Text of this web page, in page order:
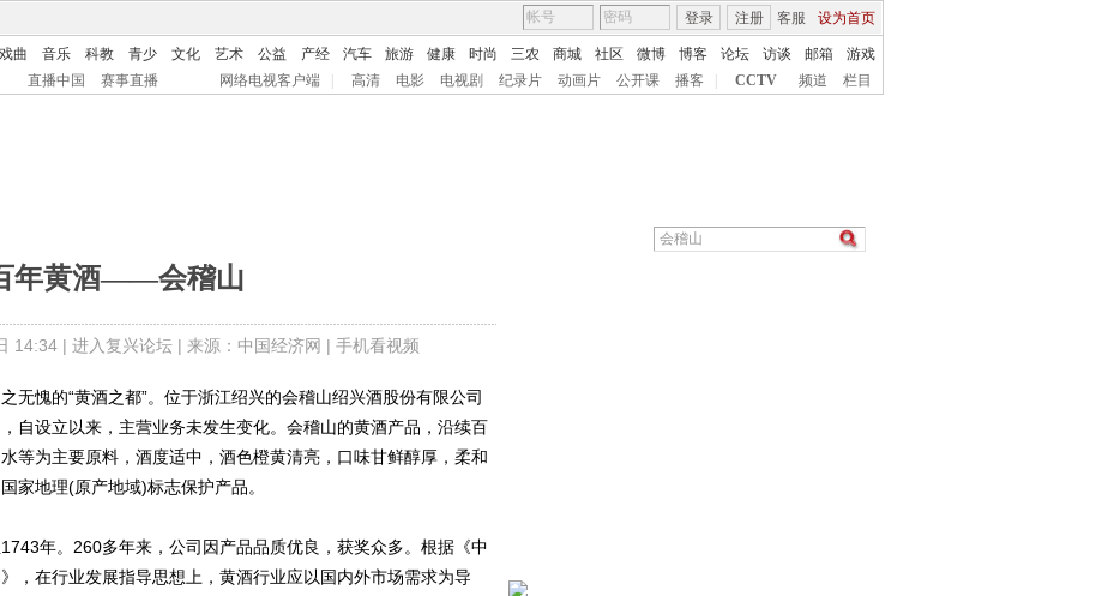
客服 设为首页
登录 注册
戏曲 音乐 科教 青少 文化 艺术 公益 产经 汽车 旅游 健康 时尚 三农 商城 社区 微博 博客 论坛 访谈 邮箱
游戏
直播中国 赛事直播 网络电视客户端 高清 电影 电视剧 纪录片 动画片 公开课 播客 CCTV 频道 栏目
年黄酒——会稽山
14:34 | 进入复兴论坛| 来源：中国经济网 | 手机看视频
愧的“黄酒之都”。位于浙江绍兴的会稽山绍兴酒股份有限公司
自设立以来，主营业务未发生变化。会稽山的黄酒产品，沿续百
等为主要原料，酒度适中，酒色橙黄清亮，口味甘鲜醇厚，柔和
家地理(原产地域)标志保护产品。
年。260多年来，公司因产品品质优良，获奖众多。根据《中
，在行业发展指导思想上，黄酒行业应以国内外市场需求为导